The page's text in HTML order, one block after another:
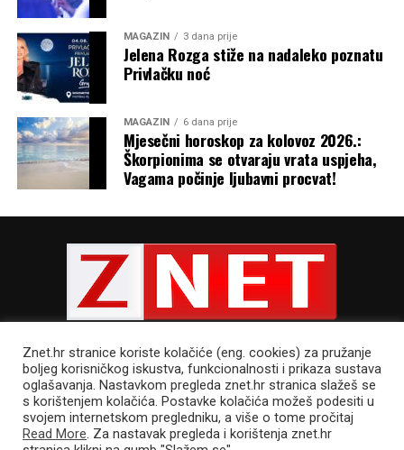
MAGAZIN 3 dana prije
Jelena Rozga stiže na nadaleko poznatu
Privlačku noć
MAGAZIN 6 dana prije
Mjesečni horoskop za kolovoz 2026.:
Škorpionima se otvaraju vrata uspjeha,
Vagama počinje ljubavni procvat!
POLITIKA PRIVATNOSTI UVJETI KORIŠTENJA
IMPRESSUM
CJENIK OGLAŠAVANJA
Znet.hr stranice koriste kolačiće (eng. cookies) za pružanje
boljeg korisničkog iskustva, funkcionalnosti i prikaza sustava
oglašavanja. Nastavkom pregleda znet.hr stranica slažeš se
s korištenjem kolačića. Postavke kolačića možeš podesiti u
svojem internetskom pregledniku, a više o tome pročitaj
Read More. Za nastavak pregleda i korištenja znet.hr